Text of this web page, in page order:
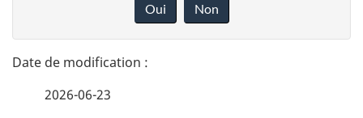
t
a
n
Oui Non
2026-06-23